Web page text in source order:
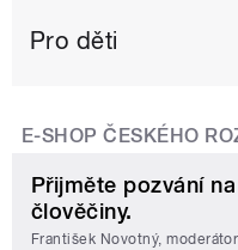
Pro děti
E-SHOP ČESKÉHO
Přijměte pozvání
člověčiny.
František Novotný, moderátor